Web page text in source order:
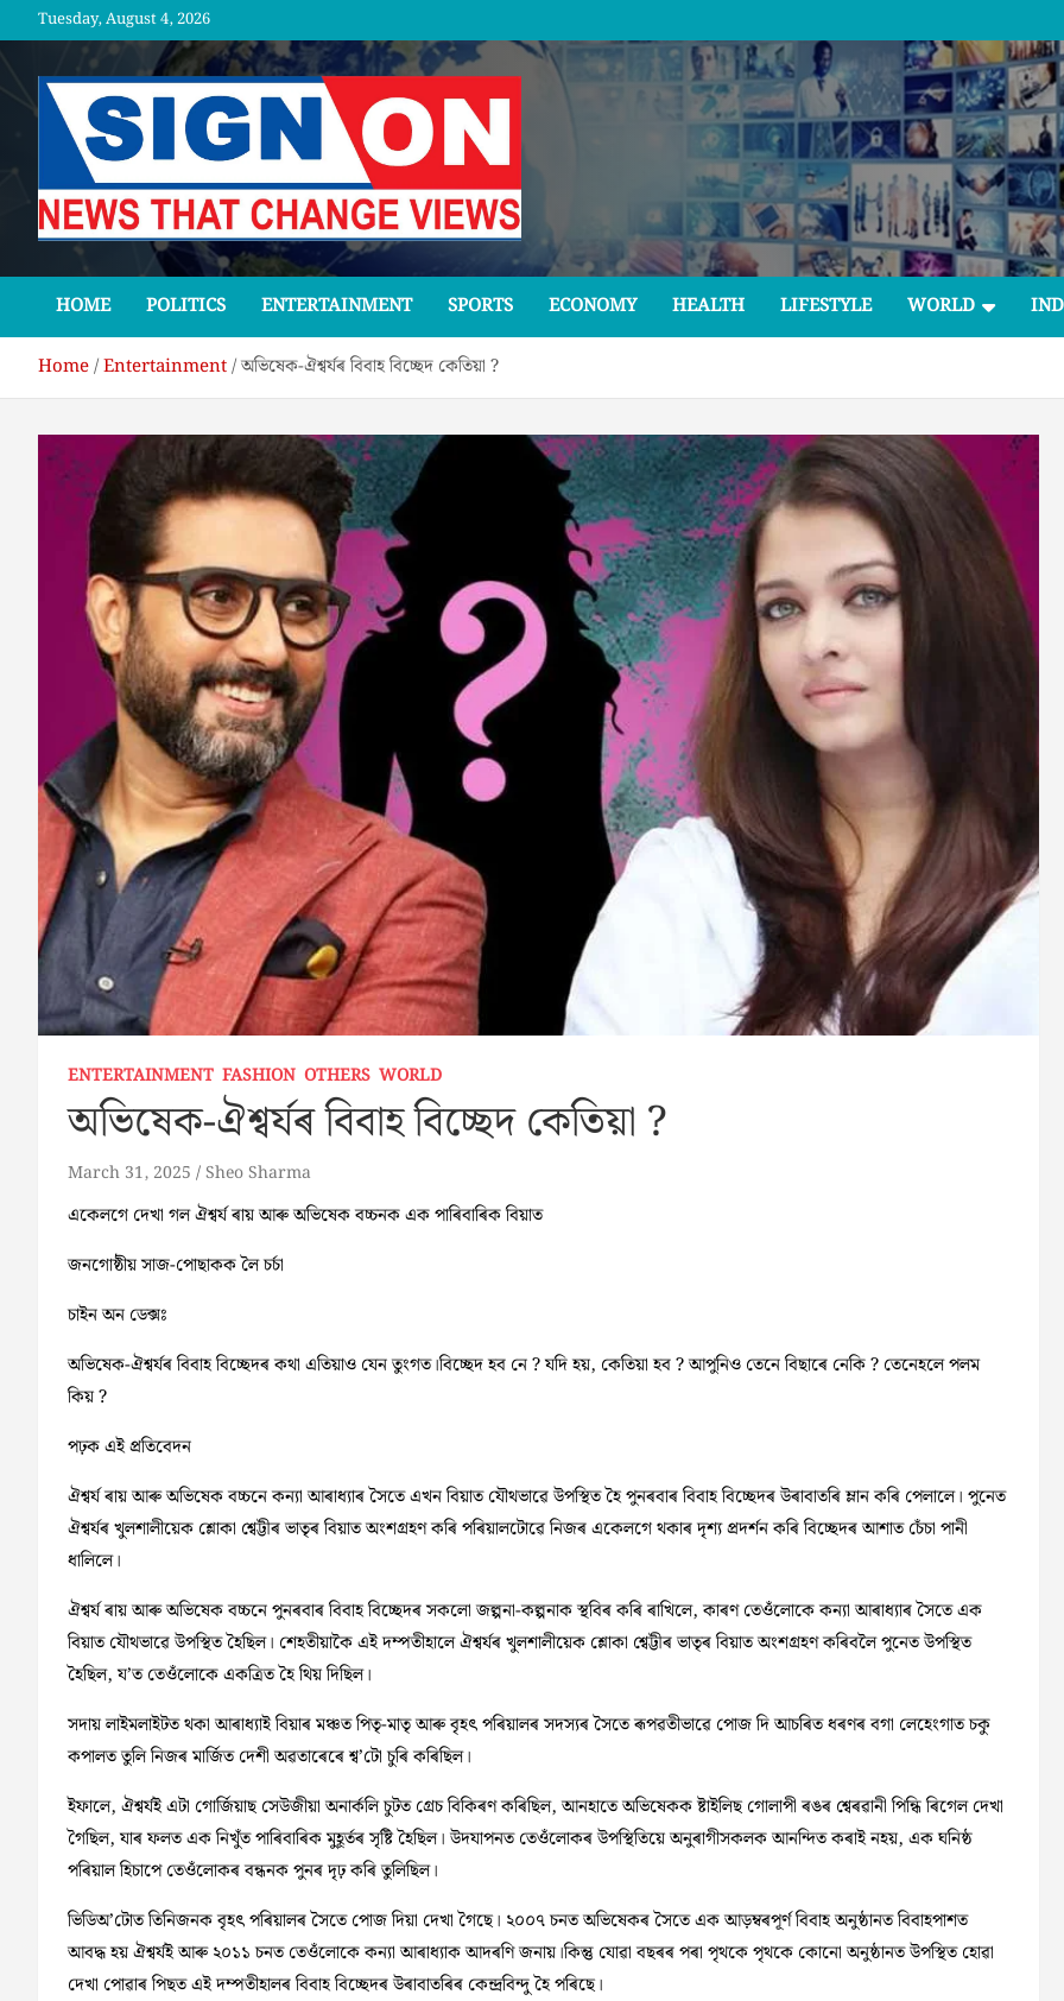
to
Tuesday, August 4, 2026
SGNON
HOME POLITICS ENTERTAINMENT SPORTS ECONOMY HEALTH LIFESTYLE WORLD
Home Entertainment অভিষেক-ঐশ্বৰ্যৰ বিবাহ বিচ্ছেদ কেতিয়া ?
ENTERTAINMENT FASHION OTHERS WORLD
অভিষেক-ঐশ্বৰ্যৰ বিবাহ বিচ্ছেদ কেতিয়া ?
March 31, 2025 Sheo Sharma
একেলগে দেখা গল ঐশ্বৰ্য ৰায় আৰু অভিষেক বচ্চনক এক পাৰিবাৰিক বিয়াত
জনগোষ্ঠীয় সাজ-পোছাকক লৈ চৰ্চা
চাইন অন ডেক্সঃ
অভিষেক-ঐশ্বৰ্যৰ বিবাহ বিচ্ছেদৰ কথা এতিয়াও যেন তুংগত।বিচ্ছেদ হব নে ? যদি হয়, কেতিয়া হব ? আপুনিও তেনে বিছাৰে নেকি ? তেনেহলে পলম
কিয় ?
পঢ়ক এই প্ৰতিবেদন
ঐশ্বৰ্য ৰায় আৰু অভিষেক বচ্চনে কন্যা আৰাধ্যাৰ সৈতে এখন বিয়াত যৌথভাৱে উপস্থিত হৈ পুনৰবাৰ বিবাহ বিচ্ছেদৰ উৰাবাতৰি ম্লান কৰি পেলালে। পুনেত
ঐশ্বৰ্যৰ খুলশালীয়েক শ্লোকা শ্বেট্টীৰ ভাতৃৰ বিয়াত অংশগ্ৰহণ কৰি পৰিয়ালটোৱে নিজৰ একেলগে থকাৰ দৃশ্য প্ৰদৰ্শন কৰি বিচ্ছেদৰ আশাত চেঁচা পানী
ধালিলে।
ঐশ্বৰ্য ৰায় আৰু অভিষেক বচ্চনে পুনৰবাৰ বিবাহ বিচ্ছেদৰ সকলো জল্পনা-কল্পনাক স্থবিৰ কৰি ৰাখিলে, কাৰণ তেওঁলোকে কন্যা আৰাধ্যাৰ সৈতে এক
বিয়াত যৌথভাৱে উপস্থিত হৈছিল। শেহতীয়াকৈ এই দম্পতীহালে ঐশ্বৰ্যৰ খুলশালীয়েক শ্লোকা শ্বেট্টীৰ ভাতৃৰ বিয়াত অংশগ্ৰহণ কৰিবলৈ পুনেত উপস্থিত
হৈছিল, য’ত তেওঁলোকে একত্ৰিত হৈ থিয় দিছিল।
সদায় লাইমলাইটত থকা আৰাধ্যাই বিয়াৰ মঞ্চত পিতৃ-মাতৃ আৰু বৃহৎ পৰিয়ালৰ সদস্যৰ সৈতে ৰূপৱতীভাৱে পোজ দি আচৰিত ধৰণৰ বগা লেহেংগাত চকু
কপালত তুলি নিজৰ মাৰ্জিত দেশী অৱতাৰেৰে শ্ব’টো চুৰি কৰিছিল।
ইফালে, ঐশ্বৰ্যই এটা গোৰ্জিয়াছ সেউজীয়া অনাৰ্কলি চুটত গ্ৰেচ বিকিৰণ কৰিছিল, আনহাতে অভিষেকক ষ্টাইলিছ গোলাপী ৰঙৰ শ্বেৰৱানী পিন্ধি ৰিগেল দেখা
গৈছিল, যাৰ ফলত এক নিখুঁত পাৰিবাৰিক মুহূৰ্তৰ সৃষ্টি হৈছিল। উদযাপনত তেওঁলোকৰ উপস্থিতিয়ে অনুৰাগীসকলক আনন্দিত কৰাই নহয়, এক ঘনিষ্ঠ
পৰিয়াল হিচাপে তেওঁলোকৰ বন্ধনক পুনৰ দৃঢ় কৰি তুলিছিল।
ভিডিঅ’টোত তিনিজনক বৃহৎ পৰিয়ালৰ সৈতে পোজ দিয়া দেখা গৈছে। ২০০৭ চনত অভিষেকৰ সৈতে এক আড়ম্বৰপূৰ্ণ বিবাহ অনুষ্ঠানত বিবাহপাশত
আবদ্ধ হয় ঐশ্বৰ্যই আৰু ২০১১ চনত তেওঁলোকে কন্যা আৰাধ্যাক আদৰণি জনায়।কিন্তু যোৱা বছৰৰ পৰা পৃথকে পৃথকে কোনো অনুষ্ঠানত উপস্থিত হোৱা
দেখা পোৱাৰ পিছত এই দম্পতীহালৰ বিবাহ বিচ্ছেদৰ উৰাবাতৰিৰ কেন্দ্ৰবিন্দু হৈ পৰিছে।